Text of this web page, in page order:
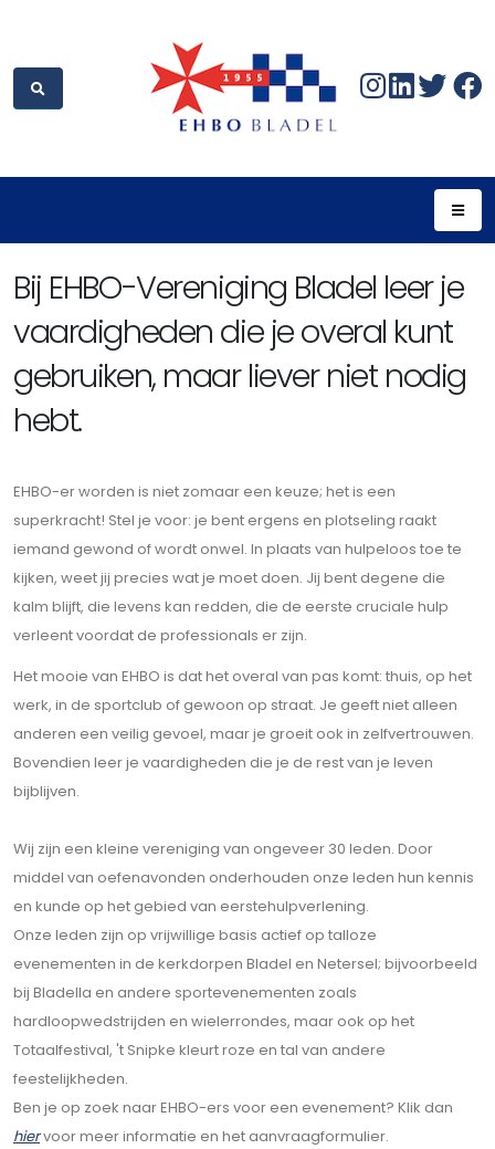
Bij EHBO-Vereniging Bladel leer je
vaardigheden die je overal kunt
gebruiken, maar liever niet nodig
hebt.
EHBO-er worden is niet zomaar een keuze; het is een
superkracht! Stel je voor: je bent ergens en plotseling raakt
iemand gewond of wordt onwel. In plaats van hulpeloos toe te
kijken, weet jij precies wat je moet doen. Jij bent degene die
kalm blijft, die levens kan redden, die de eerste cruciale hulp
verleent voordat de professionals er zijn.
Het mooie van EHBO is dat het overal van pas komt: thuis, op het
werk, in de sportclub of gewoon op straat. Je geeft niet alleen
anderen een veilig gevoel, maar je groeit ook in zelfvertrouwen.
Bovendien leer je vaardigheden die je de rest van je leven
bijblijven.
Wij zijn een kleine vereniging van ongeveer 30 leden. Door
middel van oefenavonden onderhouden onze leden hun kennis
en kunde op het gebied van eerstehulpverlening.
Onze leden zijn op vrijwillige basis actief op talloze
evenementen in de kerkdorpen Bladel en Netersel; bijvoorbeeld
bij Bladella en andere sportevenementen zoals
hardloopwedstrijden en wielerrondes, maar ook op het
Totaalfestival, 't Snipke kleurt roze en tal van andere
feestelijkheden.
Ben je op zoek naar EHBO-ers voor een evenement? Klik dan
hiervoor meer informatie en het aanvraagformulier.